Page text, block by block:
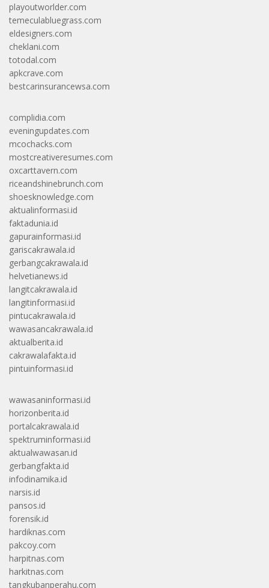
playoutworlder.com
temeculabluegrass.com
eldesigners.com
cheklani.com
totodal.com
apkcrave.com
bestcarinsurancewsa.com
complidia.com
eveningupdates.com
mcochacks.com
mostcreativeresumes.com
oxcarttavern.com
riceandshinebrunch.com
shoesknowledge.com
aktualinformasi.id
faktadunia.id
gapurainformasi.id
gariscakrawala.id
gerbangcakrawala.id
helvetianews.id
langitcakrawala.id
langitinformasi.id
pintucakrawala.id
wawasancakrawala.id
aktualberita.id
cakrawalafakta.id
pintuinformasi.id
wawasaninformasi.id
horizonberita.id
portalcakrawala.id
spektruminformasi.id
aktualwawasan.id
gerbangfakta.id
infodinamika.id
narsis.id
pansos.id
forensik.id
hardiknas.com
pakcoy.com
harpitnas.com
harkitnas.com
tangkubanperahu.com